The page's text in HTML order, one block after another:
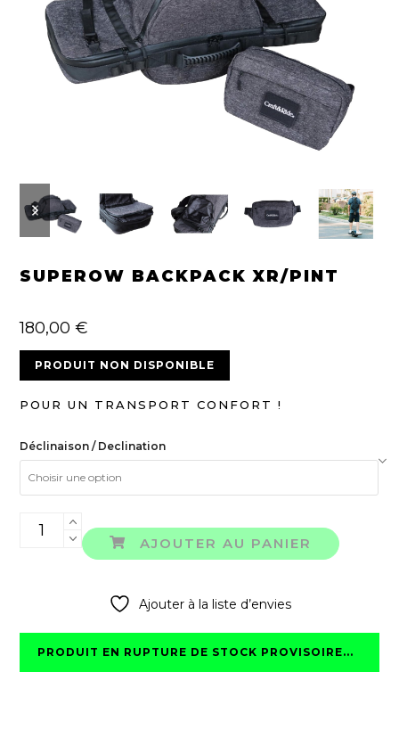
previous
slide
next
slide
SUPEROW BACKPACK XR/PINT
180,00€
PRODUIT NON DISPONIBLE
POUR UN TRANSPORT CONFORT !
Déclinaison / Declination
AJOUTER AU PANIER
Ajouter à la liste d’envies
PRODUIT EN RUPTURE DE STOCK PROVISOIRE...